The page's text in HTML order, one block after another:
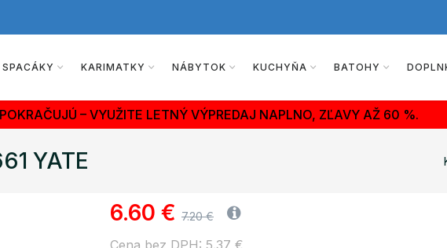
SPACÁKY KARIMATKY NÁBYTOK KUCHYŇA BATOHY
– VYUŽITE LETNÝ VÝPREDAJ NAPLNO, ZĽAVY AŽ 60 %.
YATE
6.60 € 7.20 €
Cena bez DPH: 5.37 €